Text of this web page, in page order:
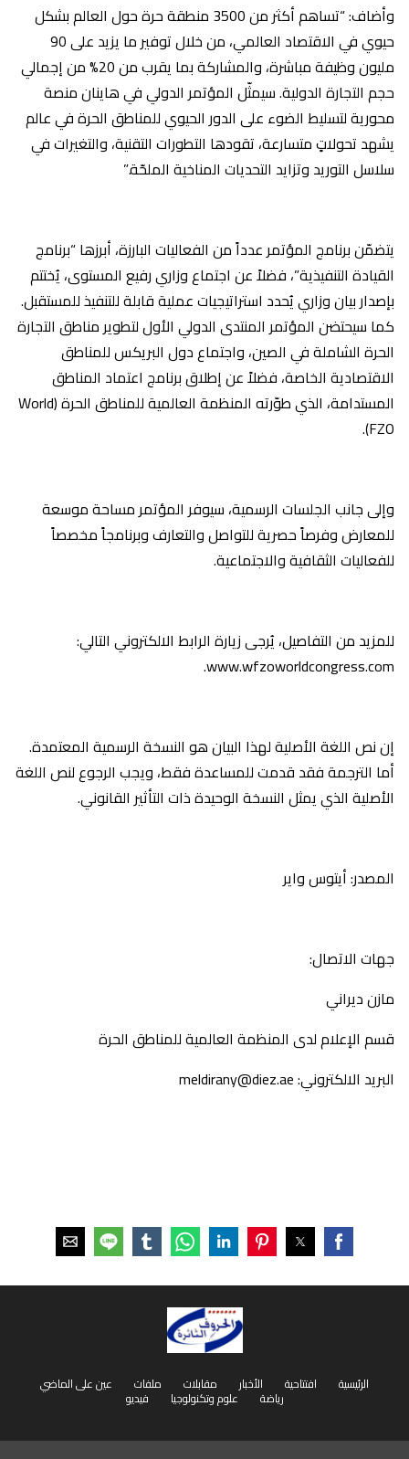
وأضاف: “تساهم أكثر من 3500 منطقة حرة حول العالم بشكل
حيوي في الاقتصاد العالمي، من خلال توفير ما يزيد على 90
مليون وظيفة مباشرة، والمشاركة بما يقرب من 20% من إجمالي
حجم التجارة الدولية. سيمثّل المؤتمر الدولي في هاينان منصة
محورية لتسليط الضوء على الدور الحيوي للمناطق الحرة في عالم
يشهد تحولاتٍ متسارعة، تقودها التطورات التقنية، والتغيرات في
سلاسل التوريد وتزايد التحديات المناخية الملحّة.”
يتضمّن برنامج المؤتمر عدداً من الفعاليات البارزة، أبرزها “برنامج
القيادة التنفيذية”، فضلاً عن اجتماع وزاري رفيع المستوى، يُختتم
بإصدار بيان وزاري يُحدد استراتيجيات عملية قابلة للتنفيذ للمستقبل.
كما سيحتضن المؤتمر المنتدى الدولي الأول لتطوير مناطق التجارة
الحرة الشاملة في الصين، واجتماع دول البريكس للمناطق
الاقتصادية الخاصة، فضلاً عن إطلاق برنامج اعتماد المناطق
المستدامة، الذي طوّرته المنظمة العالمية للمناطق الحرة (World
FZO).
وإلى جانب الجلسات الرسمية، سيوفر المؤتمر مساحة موسعة
للمعارض وفرصاً حصرية للتواصل والتعارف وبرنامجاً مخصصاً
للفعاليات الثقافية والاجتماعية.
للمزيد من التفاصيل، يُرجى زيارة الرابط الالكتروني التالي:
www.wfzoworldcongress.com.
إن نص اللغة الأصلية لهذا البيان هو النسخة الرسمية المعتمدة.
أما الترجمة فقد قدمت للمساعدة فقط، ويجب الرجوع لنص اللغة
الأصلية الذي يمثل النسخة الوحيدة ذات التأثير القانوني.
المصدر: أيتوس واير
جهات الاتصال:
مازن ديراني
قسم الإعلام لدى المنظمة العالمية للمناطق الحرة
البريد الالكتروني: meldirany@diez.ae
الرئيسية افتتاحية الأخبار مقابلات ملفات عين على الماضي
رياضة علوم وتكنولوجيا فيديو